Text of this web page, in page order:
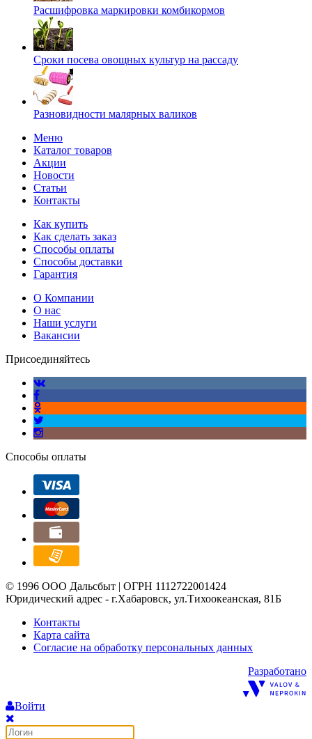
Расшифровка маркировки комбикормов
Сроки посева овощных культур на рассаду
Разновидности малярных валиков
Меню
Каталог товаров
Акции
Новости
Статьи
Контакты
Как купить
Как сделать заказ
Способы оплаты
Способы доставки
Гарантия
О Компании
О нас
Наши услуги
Вакансии
Присоединяйтесь
Способы оплаты
© 1996 ООО Дальсбыт | ОГРН 1112722001424
Юридический адрес - г.Хабаровск, ул.Тихоокеанская, 81Б
Контакты
Карта сайта
Согласие на обработку персональных данных
Разработано
Войти